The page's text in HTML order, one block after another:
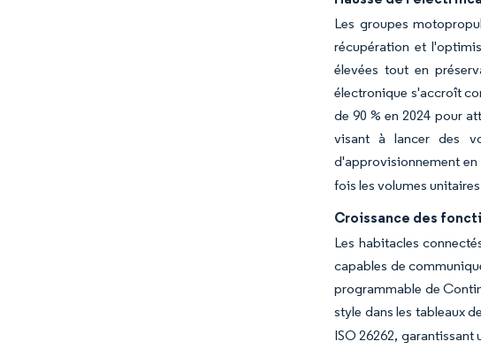
Les groupes
récupération et
élevées tout en
électronique s'accroît
de 90 % en 2024 pour
visant à lancer des
d'approvisionnement
fois les volumes
Croissance des
Les habitacles
capables de
programmable de
style dans les tableaux
ISO 26262,